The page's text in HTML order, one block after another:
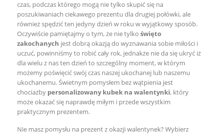
czas, podczas którego mogą nie tylko skupić się na
poszukiwaniach ciekawego prezentu dla drugiej połówki, ale
również spędzić ten jedyny dzień w roku w wyjątkowy sposób.
Oczywiście pamiętajmy o tym, że nie tylko święto
zakochanych jest dobrą okazją do wyznawania sobie miłości i
uczuć, powinniśmy to robić cały rok, jednakże nie da się ukryć iż
dla wielu z nas ten dzień to szczególny moment, w którym
możemy poświęcić swój czas naszej ukochanej lub naszemu
ukochanemu. Świetnym pomysłem bez wątpienia jest
chociażby personalizowany kubek na walentynki, który
może okazać się naprawdę miłym i przede wszystkim
praktycznym prezentem.
Nie masz pomysłu na prezent z okazji walentynek? Wybierz